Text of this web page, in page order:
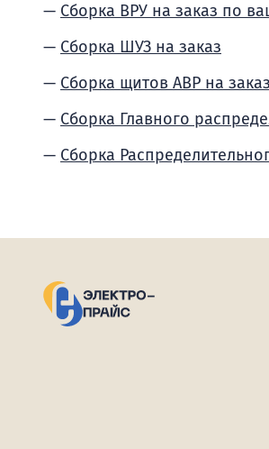
Сборка ВРУ на заказ по
Сборка ШУЗ на заказ
Сборка щитов АВР на заказ
Сборка Главного
Сборка